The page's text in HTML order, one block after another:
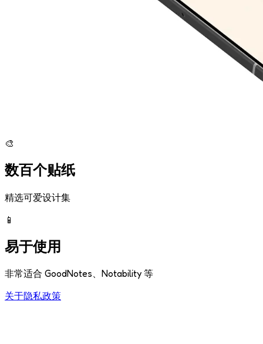
🎨
数百个贴纸
精选可爱设计集
📱
易于使用
非常适合 GoodNotes、Notability 等
关于隐私政策